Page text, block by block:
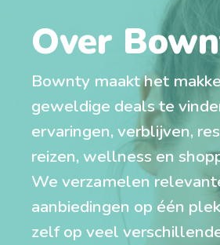
Over
Bownty maakt het
geweldige deals te
ervaringen, verblijven,
reizen, wellness en
We verzamelen
aanbiedingen op één
zelf op veel